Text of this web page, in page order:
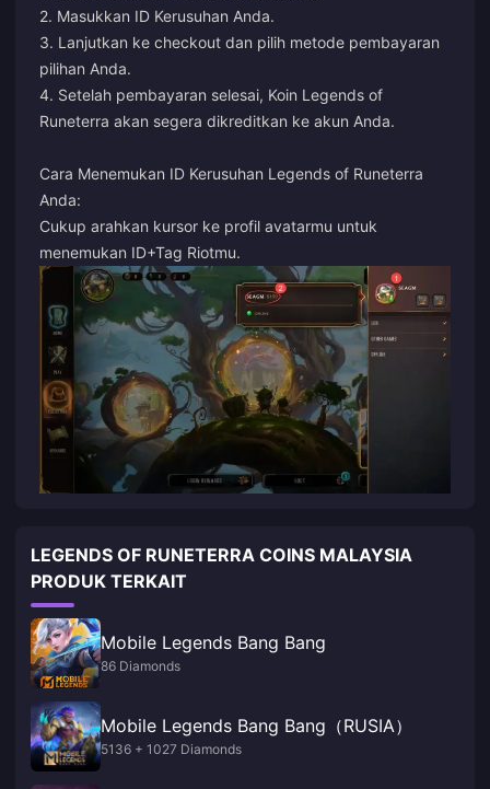
2. Masukkan ID Kerusuhan Anda.
3. Lanjutkan ke checkout dan pilih metode pembayaran
pilihan Anda.
4. Setelah pembayaran selesai, Koin Legends of
Runeterra akan segera dikreditkan ke akun Anda.
Cara Menemukan ID Kerusuhan Legends of Runeterra
Anda:
Cukup arahkan kursor ke profil avatarmu untuk
menemukan ID+Tag Riotmu.
LEGENDS OF RUNETERRA COINS MALAYSIA
PRODUK TERKAIT
Mobile Legends Bang Bang
86 Diamonds
Mobile Legends Bang Bang（RUSIA）
5136 + 1027 Diamonds